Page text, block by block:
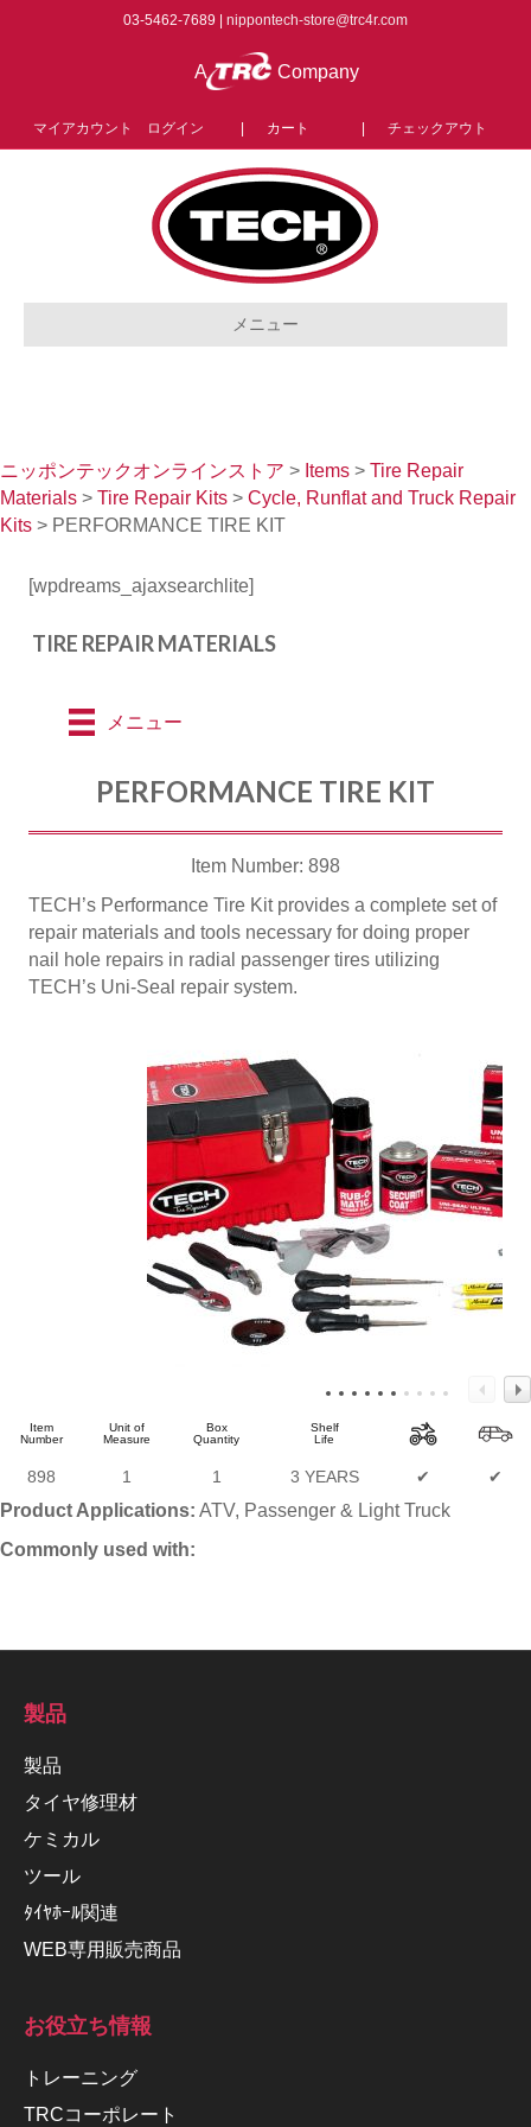
03-5462-7689 | nippontech-store@trc4r.com
A Company
マイアカウント ログイン カート チェックアウト
メニュー
ニッポンテックオンラインストア > Items > Tire Repair
Materials > Tire Repair Kits > Cycle, Runflat and Truck Repair
Kits > PERFORMANCE TIRE KIT
[wpdreams_ajaxsearchlite]
TIRE REPAIR MATERIALS
メニュー
PERFORMANCE TIRE KIT
Item Number: 898
TECH’s Performance Tire Kit provides a complete set of
repair materials and tools necessary for doing proper
nail hole repairs in radial passenger tires utilizing
TECH’s Uni-Seal repair system.
Item
Number
Unit of
Measure
Box
Quantity
Shelf
Life
898 1 1 3 YEARS ✔ ✔
Product Applications: ATV, Passenger & Light Truck
Commonly used with:
製品
製品
タイヤ修理材
ケミカル
ツール
ﾀｲﾔﾎｰﾙ関連
WEB専用販売商品
お役立ち情報
トレーニング
TRCコーポレート